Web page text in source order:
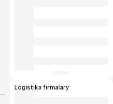
Logistika firmalary